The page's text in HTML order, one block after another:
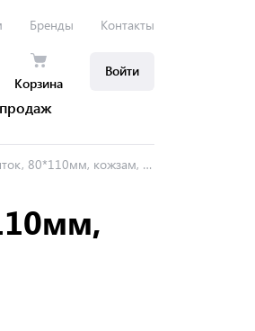
Бренды Контакты
Корзина
Войти
кожзам, кнопка, красный